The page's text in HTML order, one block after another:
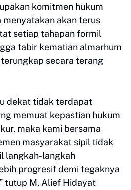
komitmen hukum
akan terus
setiap tahapan formil
tabir kematian almarhum
secara terang
dekat tidak terdapat
memuat kepastian hukum
maka kami bersama
masyarakat sipil tidak
langkah-langkah
progresif demi tegaknya
tutup M. Alief Hidayat